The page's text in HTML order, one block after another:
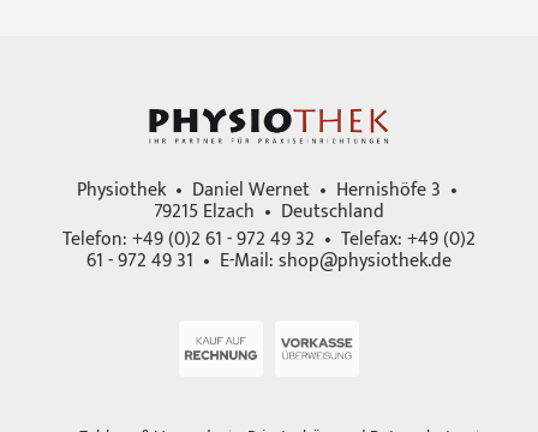
Physiothek • Daniel Wernet • Hernishöfe 3 •
79215 Elzach • Deutschland
Telefon: +49 (0)2 61 - 972 49 32 • Telefax: +49 (0)2
61 - 972 49 31 • E-Mail:shop@physiothek.de